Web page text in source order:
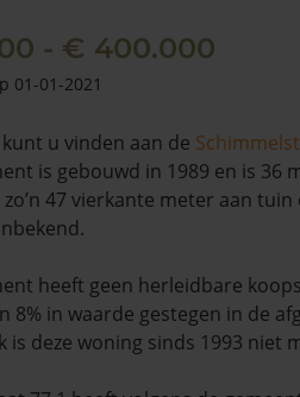
- € 400.000
01-01-2021
u vinden aan de
is gebouwd in 1989 en is 36
47 vierkante meter aan
heeft geen herleidbare
8% in waarde gestegen in de
is deze woning sinds 1993 niet